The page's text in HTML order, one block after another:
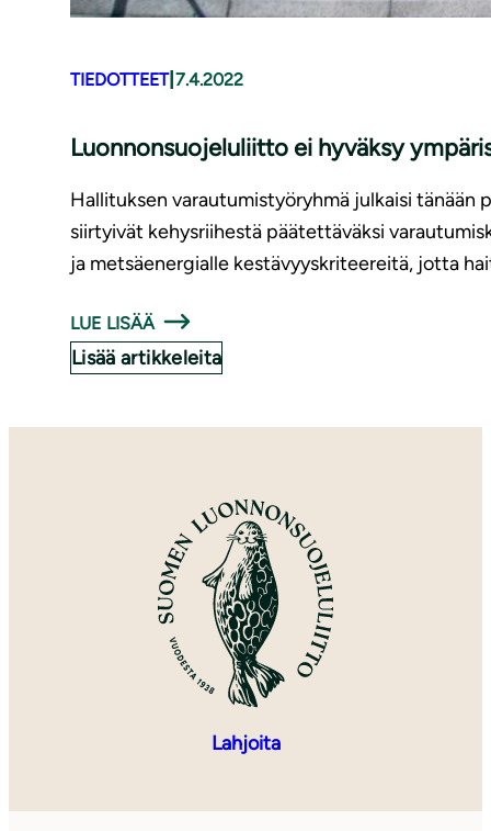
TIEDOTTEET| 7.4.2022
Luon­non­suo­je­lu­liit­to ei hyväksy
Hallituksen varautumistyöryhmä julkaisi tänään
siirtyivät kehysriihestä päätettäväksi
ja metsäenergialle kestävyyskriteereitä, jotta
LUE LISÄÄ
Lisää artikkeleita
Lahjoita